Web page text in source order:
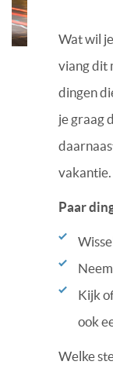
Wat wil
viang dit
dingen
je graag
vakantie.
Paar
Kijk
ook
Welke